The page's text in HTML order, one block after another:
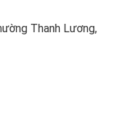
Thanh Lương,